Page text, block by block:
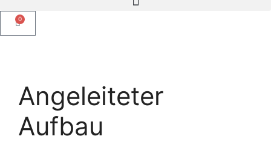
0
Angeleiteter
Aufbau